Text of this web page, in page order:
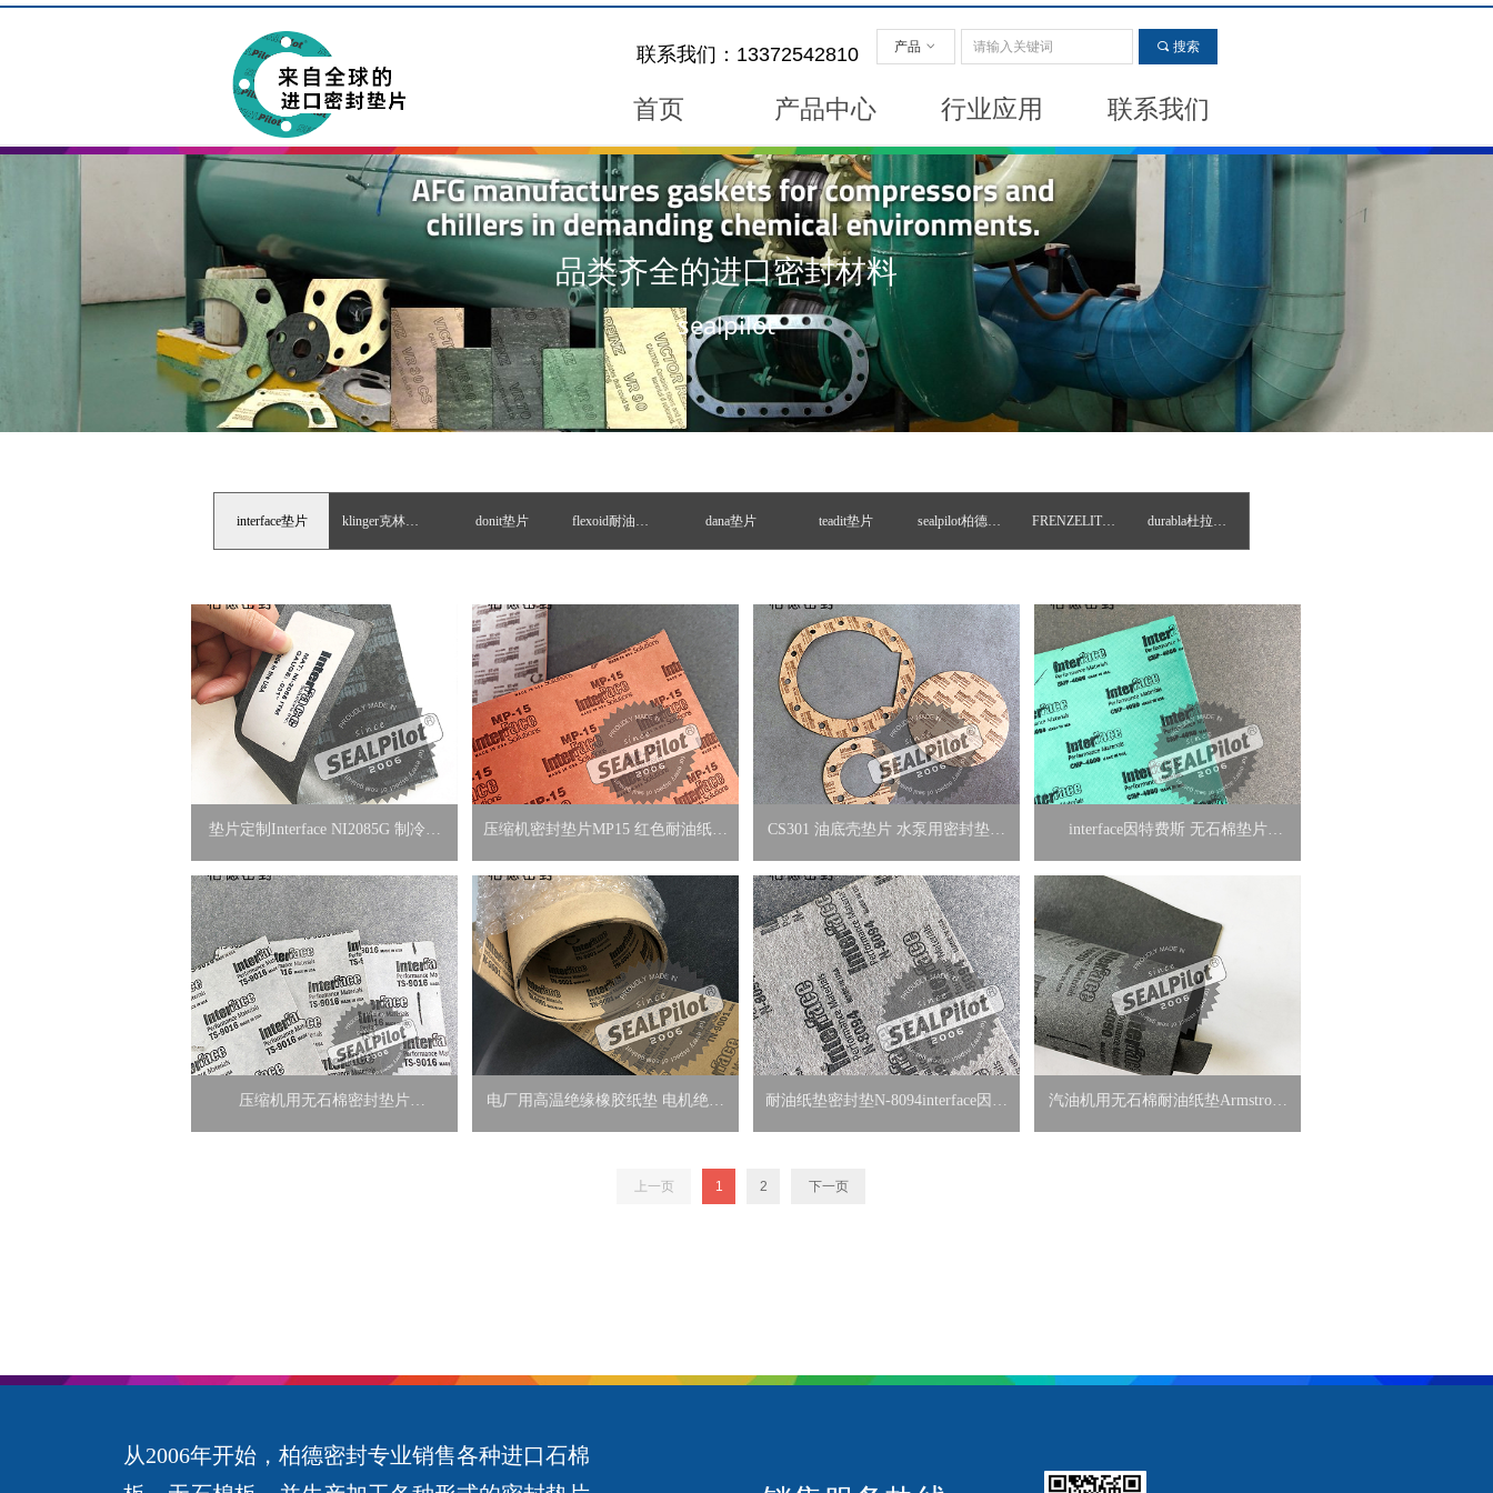
首页 产品中心 行业应用 联系我们
끠 搜索
产品 ꀁ
联系我们：13372542810
品类齐全的进口密封材料
sealpilot
interface垫片 klinger克林格垫片 donit垫片 flexoid耐油纸垫 dana垫片 teadit垫片 sealpilot柏德垫片 FRENZELIT费斯利德 durabla杜拉巴尔
垫片定制Interface NI2085G 制冷压 压缩机密封垫片MP15 红色耐油纸垫 CS301 油底壳垫片 水泵用密封垫片 interface因特费斯 无石棉垫片
压缩机用无石棉密封垫片 电厂用高温绝缘橡胶纸垫 电机绝缘 耐油纸垫密封垫N-8094interface因特 汽油机用无石棉耐油纸垫Armstrong
上一页 1 2 下一页
从2006年开始，柏德密封专业销售各种进口石棉